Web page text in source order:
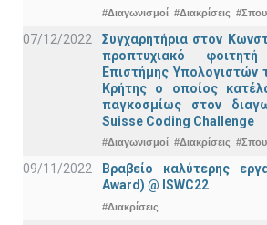
#Διαγωνισμοί #Διακρίσεις
07/12/2022
Συγχαρητήρια στον
προπτυχιακό
Επιστήμης Υπολογιστών
Κρήτης ο οποίος
παγκοσμίως στον
Suisse Coding Challenge
#Διαγωνισμοί #Διακρίσεις
09/11/2022
Βραβείο καλύτερης
Award) @ ISWC22
#Διακρίσεις